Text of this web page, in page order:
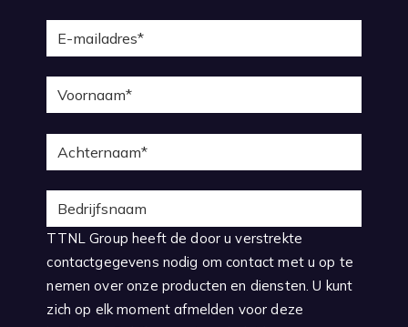
TTNL Group heeft de door u verstrekte
contactgegevens nodig om contact met u op te
nemen over onze producten en diensten. U kunt
zich op elk moment afmelden voor deze